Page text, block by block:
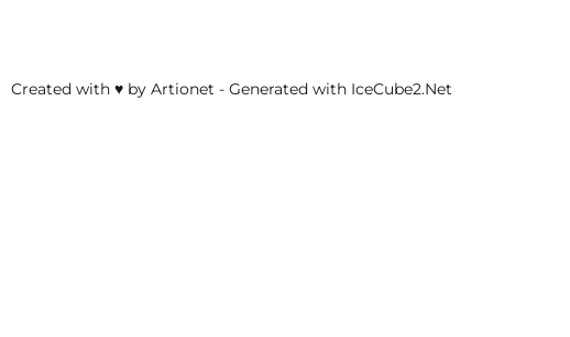
Created with ♥ by Artionet - Generated with IceCube2.Net